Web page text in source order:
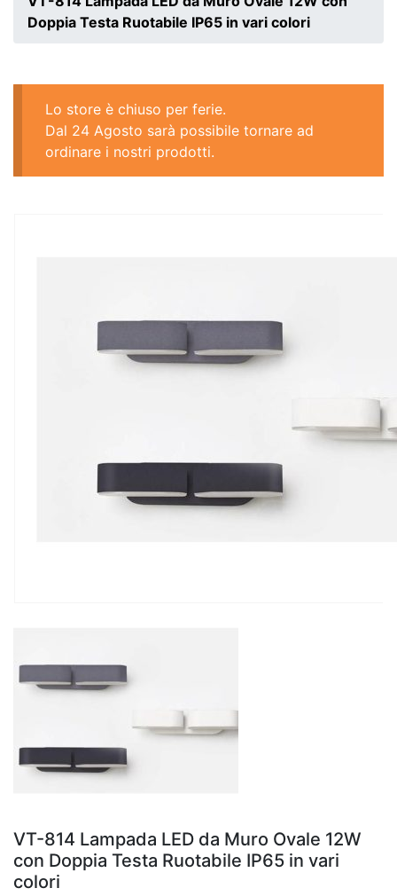
Doppia Testa Ruotabile IP65 in vari colori
Lo store è chiuso per ferie.
Dal 24 Agosto sarà possibile tornare ad
ordinare i nostri prodotti.
VT-814 Lampada LED da Muro Ovale 12W
con Doppia Testa Ruotabile IP65 in vari
colori